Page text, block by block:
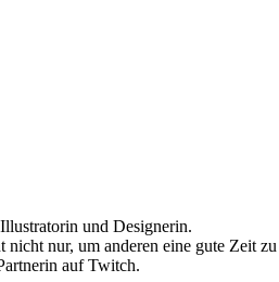
und Designerin.
nur, um anderen eine gute Zeit
auf Twitch.